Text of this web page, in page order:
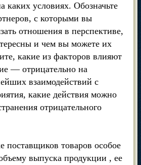
каких условиях. Обозначьте
с которыми вы
отношения в перспективе,
и чем вы можете их
какие из факторов влияют
— отрицательно на
взаимодействий с
какие действия можно
отрицательного
поставщиков товаров особое
выпуска продукции , ее